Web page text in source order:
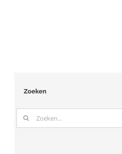
Zoeken
Zoeken
naar: